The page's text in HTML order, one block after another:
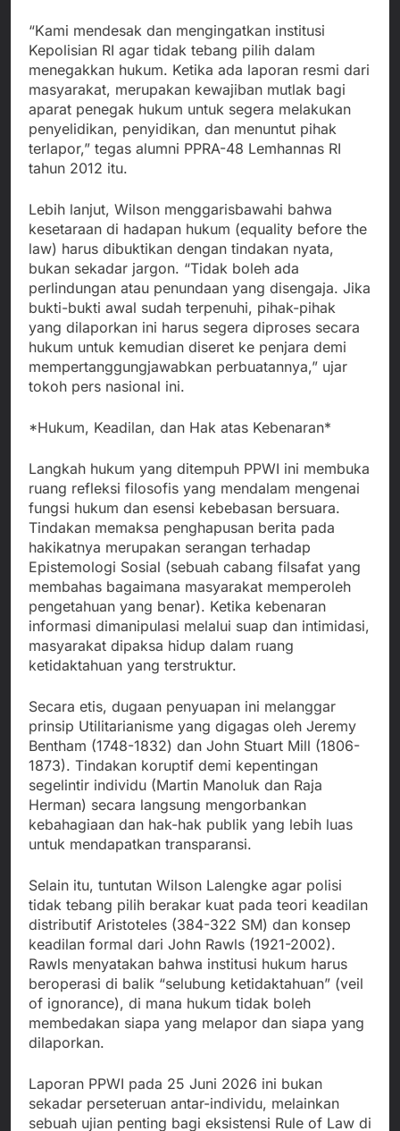
“Kami mendesak dan mengingatkan institusi
Kepolisian RI agar tidak tebang pilih dalam
menegakkan hukum. Ketika ada laporan resmi dari
masyarakat, merupakan kewajiban mutlak bagi
aparat penegak hukum untuk segera melakukan
penyelidikan, penyidikan, dan menuntut pihak
terlapor,” tegas alumni PPRA-48 Lemhannas RI
tahun 2012 itu.
Lebih lanjut, Wilson menggarisbawahi bahwa
kesetaraan di hadapan hukum (equality before the
law) harus dibuktikan dengan tindakan nyata,
bukan sekadar jargon. “Tidak boleh ada
perlindungan atau penundaan yang disengaja. Jika
bukti-bukti awal sudah terpenuhi, pihak-pihak
yang dilaporkan ini harus segera diproses secara
hukum untuk kemudian diseret ke penjara demi
mempertanggungjawabkan perbuatannya,” ujar
tokoh pers nasional ini.
*Hukum, Keadilan, dan Hak atas Kebenaran*
Langkah hukum yang ditempuh PPWI ini membuka
ruang refleksi filosofis yang mendalam mengenai
fungsi hukum dan esensi kebebasan bersuara.
Tindakan memaksa penghapusan berita pada
hakikatnya merupakan serangan terhadap
Epistemologi Sosial (sebuah cabang filsafat yang
membahas bagaimana masyarakat memperoleh
pengetahuan yang benar). Ketika kebenaran
informasi dimanipulasi melalui suap dan intimidasi,
masyarakat dipaksa hidup dalam ruang
ketidaktahuan yang terstruktur.
Secara etis, dugaan penyuapan ini melanggar
prinsip Utilitarianisme yang digagas oleh Jeremy
Bentham (1748-1832) dan John Stuart Mill (1806-
1873). Tindakan koruptif demi kepentingan
segelintir individu (Martin Manoluk dan Raja
Herman) secara langsung mengorbankan
kebahagiaan dan hak-hak publik yang lebih luas
untuk mendapatkan transparansi.
Selain itu, tuntutan Wilson Lalengke agar polisi
tidak tebang pilih berakar kuat pada teori keadilan
distributif Aristoteles (384-322 SM) dan konsep
keadilan formal dari John Rawls (1921-2002).
Rawls menyatakan bahwa institusi hukum harus
beroperasi di balik “selubung ketidaktahuan” (veil
of ignorance), di mana hukum tidak boleh
membedakan siapa yang melapor dan siapa yang
dilaporkan.
Laporan PPWI pada 25 Juni 2026 ini bukan
sekadar perseteruan antar-individu, melainkan
sebuah ujian penting bagi eksistensi Rule of Law di